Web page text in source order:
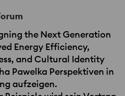
the Next Generation
Energy Efficiency,
and Cultural Identity
Pawelka Perspektiven in
aufzeigen.